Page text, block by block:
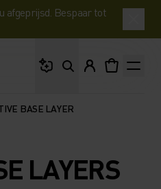
afgeprijsd. Bespaar tot
BASE LAYER
LAYERS